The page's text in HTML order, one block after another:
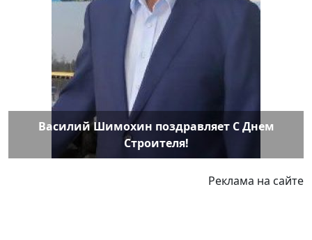
Василий Шимохин поздравляет С Днем
Строителя!
Реклама на сайте